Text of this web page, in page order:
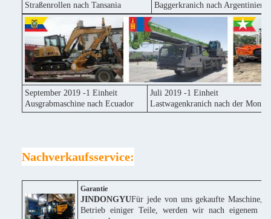
Straßenrollen nach Tansania
Baggerkranich nach Argentinien
September 2019 -1 Einheit
Ausgrabmaschine nach Ecuador
Juli 2019 -1 Einheit
Lastwagenkranich nach der
Nachverkaufsservice:
Garantie
JINDONGYUFür jede von uns gekaufte Maschine,
Betrieb einiger Teile, werden wir nach eigenem